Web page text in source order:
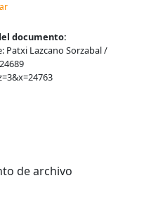
documento:
Patxi Lazcano Sorzabal /
de archivo